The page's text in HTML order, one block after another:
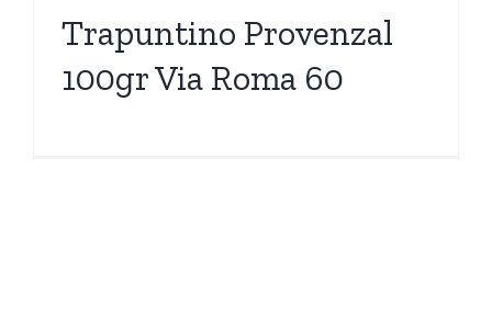
Trapuntino Provenzal
100gr Via Roma 60